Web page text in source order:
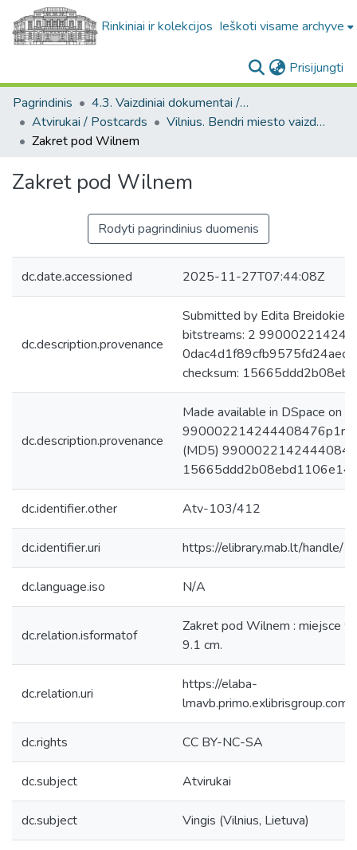
Rinkiniai ir kolekcijos Ieškoti visame archyve
Prisijungti
Pagrindinis
4.3. Vaizdiniai dokumentai / Visual documents
Atvirukai / Postcards
Vilnius. Bendri miesto vaizdai : miesto ir jo apylinkių fotografinių atvirukų rinkinys
Zakret pod Wilnem
Zakret pod Wilnem
Rodyti pagrindinius duomenis
dc.date.accessioned 2025-11-27T07:44:08Z
dc.description.provenance
Submitted by Edita
bitstreams: 2
checksum:
dc.description.provenance
Made available in DSpace on
(MD5)
dc.identifier.other Atv-103/412
dc.identifier.uri https://elibrary.mab.lt/handle/
dc.language.iso N/A
dc.relation.isformatof
Zakret pod Wilnem : miejsce
9.1 cm.
dc.relation.uri
https://elaba-
dc.rights CC BY-NC-SA
dc.subject Atvirukai
dc.subject Vingis (Vilnius, Lietuva)